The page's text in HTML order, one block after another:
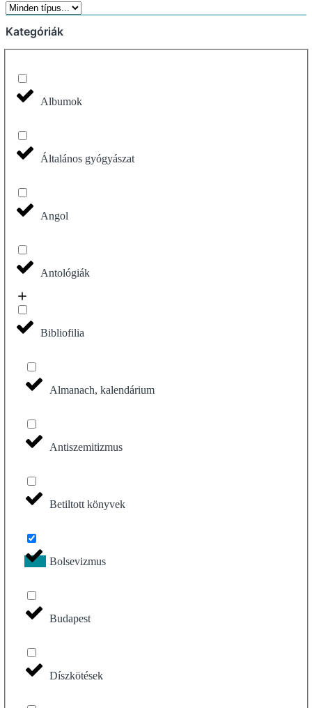
Kategóriák
Albumok
Általános gyógyászat
Angol
Antológiák
Bibliofilia
Almanach, kalendárium
Antiszemitizmus
Betiltott könyvek
Bolsevizmus
Budapest
Díszkötések